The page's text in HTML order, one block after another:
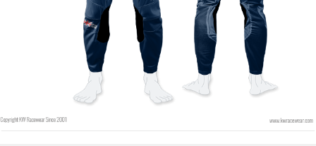
AJOUTER